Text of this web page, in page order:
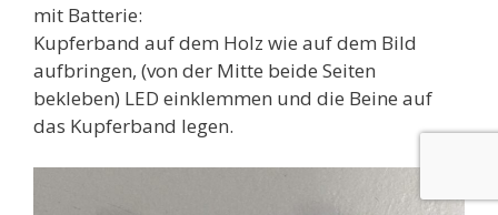
mit Batterie:
Kupferband auf dem Holz wie auf dem Bild
aufbringen, (von der Mitte beide Seiten
bekleben) LED einklemmen und die Beine auf
das Kupferband legen.